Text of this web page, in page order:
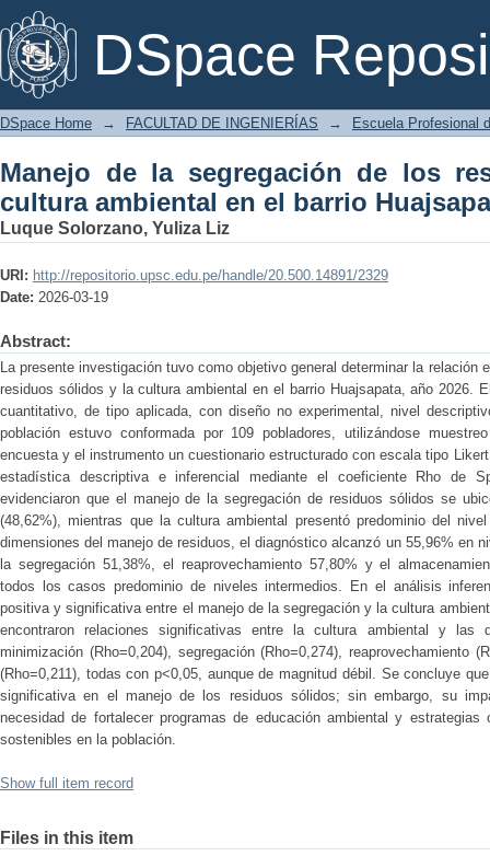
DSpace
Manejo de la segregación de los
barrio Huajsapata, año 2026.
DSpace Home → FACULTAD DE INGENIERÍAS → Escuela Profesional
Manejo de la segregación de los
cultura ambiental en el barrio
Luque Solorzano, Yuliza Liz
URI: http://repositorio.upsc.edu.pe/handle/20.500.14891/2329
Date: 2026-03-19
Abstract:
La presente investigación tuvo como objetivo general determinar la relación
residuos sólidos y la cultura ambiental en el barrio Huajsapata, año 2026.
cuantitativo, de tipo aplicada, con diseño no experimental, nivel
población estuvo conformada por 109 pobladores, utilizándose
encuesta y el instrumento un cuestionario estructurado con escala tipo
estadística descriptiva e inferencial mediante el coeficiente Rho de
evidenciaron que el manejo de la segregación de residuos sólidos se
(48,62%), mientras que la cultura ambiental presentó predominio del
dimensiones del manejo de residuos, el diagnóstico alcanzó un 55,96% en
la segregación 51,38%, el reaprovechamiento 57,80% y el
todos los casos predominio de niveles intermedios. En el análisis
positiva y significativa entre el manejo de la segregación y la cultura
encontraron relaciones significativas entre la cultura ambiental y las
minimización (Rho=0,204), segregación (Rho=0,274), reaprovechamiento
(Rho=0,211), todas con p<0,05, aunque de magnitud débil. Se concluye
significativa en el manejo de los residuos sólidos; sin embargo, su
necesidad de fortalecer programas de educación ambiental y estrategias
sostenibles en la población.
Show full item record
Files in this item